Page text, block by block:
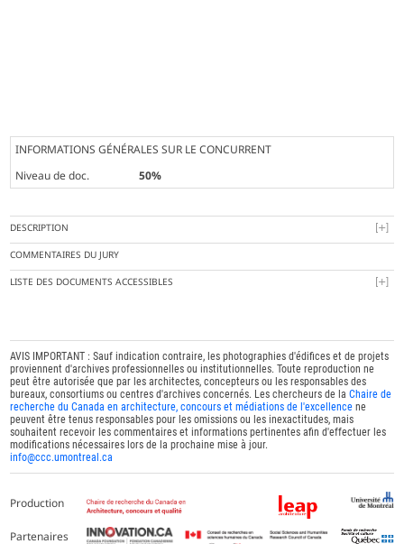
INFORMATIONS GÉNÉRALES SUR LE CONCURRENT
Niveau de doc.
50%
DESCRIPTION
COMMENTAIRES DU JURY
LISTE DES DOCUMENTS ACCESSIBLES
AVIS IMPORTANT : Sauf indication contraire, les photographies d'édifices et de projets
proviennent d'archives professionnelles ou institutionnelles. Toute reproduction ne
peut être autorisée que par les architectes, concepteurs ou les responsables des
bureaux, consortiums ou centres d'archives concernés. Les chercheurs de laChaire de
recherche du Canada en architecture, concours et médiations de l'excellence ne
peuvent être tenus responsables pour les omissions ou les inexactitudes, mais
souhaitent recevoir les commentaires et informations pertinentes afin d'effectuer les
modifications nécessaires lors de la prochaine mise à jour.
info@ccc.umontreal.ca
Production
Partenaires